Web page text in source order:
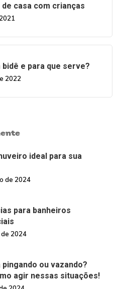
casa com crianças
bidê e para que serve?
2022
ideal para sua
de 2024
para banheiros
2024
ou vazando?
agir nessas situações!